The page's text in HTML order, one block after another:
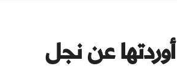
عن نجل